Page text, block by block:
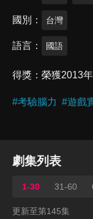
國別 台灣
語言 國語
得獎 榮獲2013
#考驗腦力 #遊戲
劇集列表
1-30 31-60
更新至第145集